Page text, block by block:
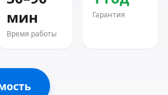
мин
Время работы
Гарантия